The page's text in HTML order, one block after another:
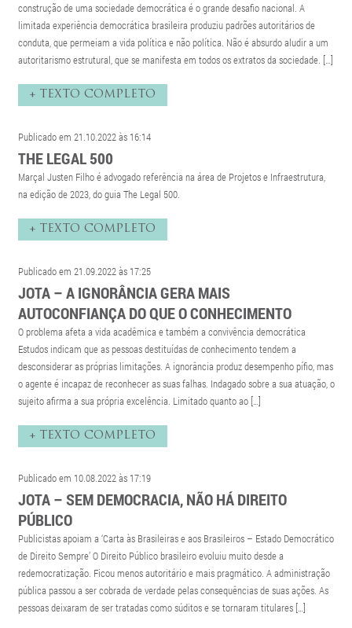
construção de uma sociedade democrática é o grande desafio nacional. A
limitada experiência democrática brasileira produziu padrões autoritários de
conduta, que permeiam a vida política e não política. Não é absurdo aludir a um
autoritarismo estrutural, que se manifesta em todos os extratos da sociedade. […]
+ TEXTO COMPLETO
Publicado em 21.10.2022 às 16:14
THE LEGAL 500
Marçal Justen Filho é advogado referência na área de Projetos e Infraestrutura,
na edição de 2023, do guia The Legal 500.
+ TEXTO COMPLETO
Publicado em 21.09.2022 às 17:25
JOTA – A IGNORÂNCIA GERA MAIS
AUTOCONFIANÇA DO QUE O CONHECIMENTO
O problema afeta a vida acadêmica e também a convivência democrática
Estudos indicam que as pessoas destituídas de conhecimento tendem a
desconsiderar as próprias limitações. A ignorância produz desempenho pífio, mas
o agente é incapaz de reconhecer as suas falhas. Indagado sobre a sua atuação, o
sujeito afirma a sua própria excelência. Limitado quanto ao […]
+ TEXTO COMPLETO
Publicado em 10.08.2022 às 17:19
JOTA – SEM DEMOCRACIA, NÃO HÁ DIREITO
PÚBLICO
Publicistas apoiam a ‘Carta às Brasileiras e aos Brasileiros – Estado Democrático
de Direito Sempre’ O Direito Público brasileiro evoluiu muito desde a
redemocratização. Ficou menos autoritário e mais pragmático. A administração
pública passou a ser cobrada de verdade pelas consequências de suas ações. As
pessoas deixaram de ser tratadas como súditos e se tornaram titulares […]